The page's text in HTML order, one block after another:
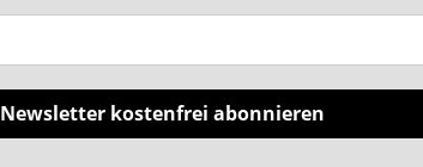
Newsletter kostenfrei abonnieren